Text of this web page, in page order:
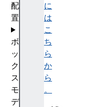
に
は
こ
ち
ら
か
ら
。
配
置
ボ
ッ
ク
ス
モ
デ